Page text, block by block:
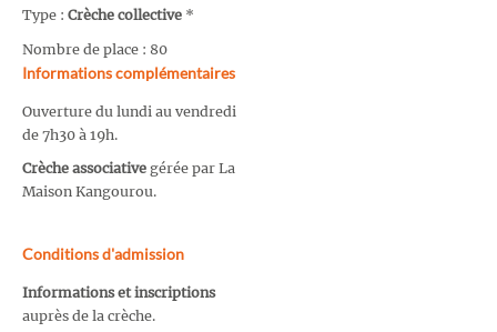
Type : Crèche collective *
Nombre de place : 80
Informations complémentaires
Ouverture du lundi au vendredi
de 7h30 à 19h.
Crèche associative gérée par La
Maison Kangourou.
Conditions d'admission
Informations et inscriptions
auprès de la crèche.